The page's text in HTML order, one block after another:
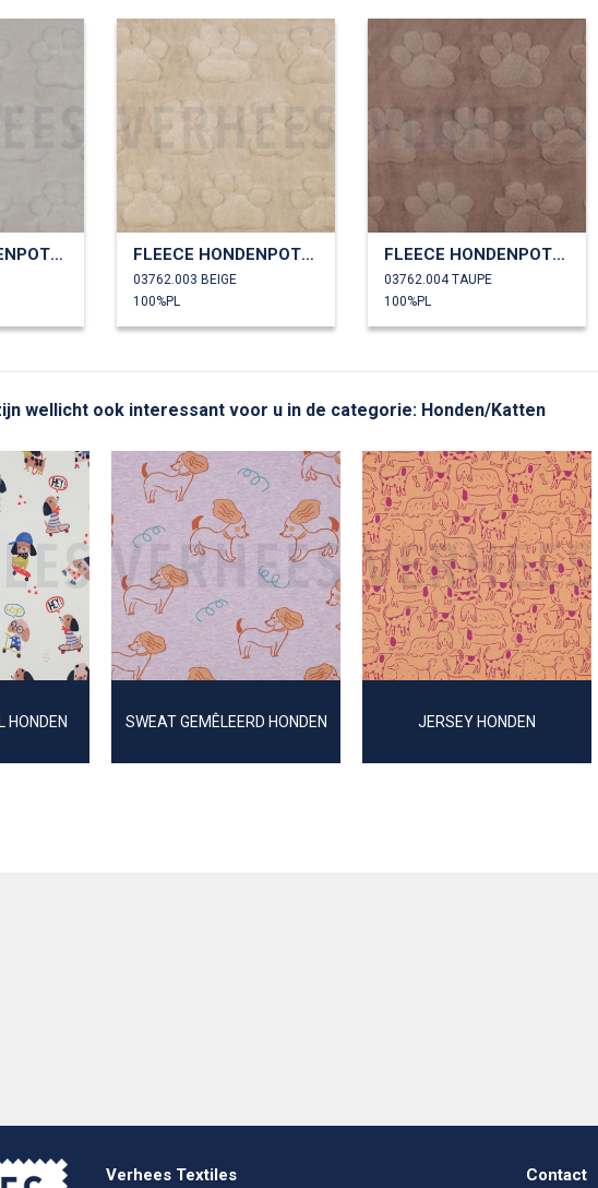
FLEECE HONDENPOTEN FLEECE HONDENPOTEN
03762.003 BEIGE
100%PL
FLEECE HONDENPOTEN
03762.004 TAUPE
100%PL
wellicht ook interessant voor u in de categorie: Honden/Katten
HONDEN SWEAT GEMÊLEERD HONDEN JERSEY HONDEN
Verhees Textiles Contact